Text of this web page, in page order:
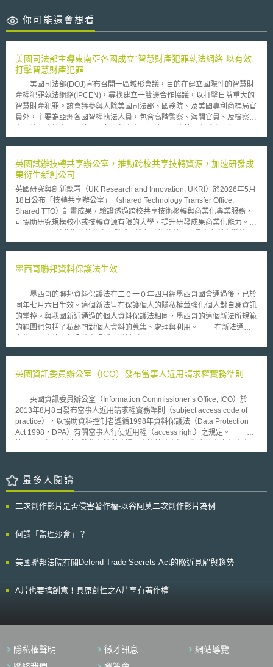
你可能還會想看
美國司法部主導東南亞各國成立“智慧財產犯罪執法網絡”以有效
打擊智慧財產犯罪
美國司法部(DOJ)宣布召開一區域形會議，目的在建立國際性的智慧財
產權犯罪執法網絡(IPCEN)，尋找建立一雙邊合作協議，以打擊日益重大的
智慧財產犯罪。該會議參與人除美國司法部、國務院、及美國專利商標局官
員外，主要為亞洲各國智權執法人員，包含高階警察、海關官員、及檢察
本、寮國、菲律賓、新加坡、南韓、泰國、及越南等十餘國家。 智權
能傳遞有關打擊”智權犯罪及仿冒品”的調查及起訴的成功策略案例；二為加
強各國間溝通管道，以有效協調及處理跨國性的智慧財產侵權起訴案件。
對於在亞洲日益嚴重的?版及商標仿冒犯罪，此次會議中討論如何有效
加強執法力時，各國代表多承認有效的智慧財產權起訴取決於被害人及執法
單位的合作。 各國代表並說明智慧財產犯罪的嚴重性及建立國際性的
智權犯罪執法網絡的重要：「保護美國及世界各國的智慧財產權為各國司法
單位首要的任務之一，而在智權犯罪最嚴重的區域，建立智慧財產犯罪執法
「仿冒品不僅損害世界經濟體系，更嚴重威脅到各國人民的健康及安全，惟
品，?版品及游走各邊境及海關政策漏洞已造成權利人近百億元損失，而
藉由跨國犯罪免責及獲取不當利益」。 美國司法部已派駐一經驗豐富
的聯邦檢察官於美國駐泰國大使館，專責推動此網絡建立的執行，以保護智
慧財產權人之權益。
英國試辦技轉共享辦公室，推動跨校共享技轉資源，加速研發成
果衍生新創公司
英國研究與創新總署（UK Research and Innovation, UKRI）於2026年5月
18日公布「技轉共享辦公室」（shared Technology Transfer Office,
Shared TTO）計畫成果，驗證透過跨校共享技術移轉與商業化專業服務，
可協助研究規模較小或技轉資源有限的大學，提升研發成果商業化能力。
使用智財管理、技術授權、衍生新創設立、法律諮詢、投資媒合及創業培訓
率。 該計畫於2024年11月至2025年4月執行，投入474萬英鎊，支持13項
個月內即促成6家衍生新創公司成立、推動323項商業化機會，並吸引逾850
名學生及研究人員參與培訓，顯示Shared TTO有助加速研發成果商業化。
新創成果涵蓋工程、太空科技、永續時尚等領域，如Blast EcoShield開發防
爆「活體牆」（living walls）技術、Circular Capital運用AI推動循環時尚、
Frontier Space發展太空實驗室（SpaceLab）與太空生物製造平台
Reskinning Reality開發數位服裝技術，以及Voxshell開發自動化3D網格生
效率與衍生新創發展成效，為英國推動區域創新及成果落地的重要政策工
墨西哥聯邦資料保護法生效
墨西哥的聯邦資料保護法在二０一０年四月經墨西哥國會通過後，已於
同年七月六日生效。這個新法旨在保護個人的隱私權並強化個人對自身資訊
的掌控。與我國新近通過的個人資料保護法相同，墨西哥的這個新法所規範
的範圍也包括了私部門對個人資料的蒐集、處理與利用。 在新法通過
Public Information），亦擴張執掌並更名為聯邦公共資料近用及資料保護機
新制下，該機構將在原有負責事務外，另肩負起監督私部門就個人資料保護
集、處理或利用人，也就是所謂的資料控制者（Data Controller）出現可能
違反聯邦資料保護法的狀況，將先由各相關部門的主管機關，例如主管經濟
事務的機關或主管交通事務的機關來介入處理，而非由聯邦公共資料近用及
資料保護機構立刻介入。
英國資訊委員辦公室（ICO）發布當事人近用請求權實務準則
英國資訊委員辦公室（Information Commissioner’s Office, ICO）於
2013年8月8日發布當事人近用請求權實務準則（subject access code of
practice），以協助資料控制者遵循1998年資料保護法（Data Protection
Act 1998，DPA）有關當事人行使近用權（access right）之規定。 根
料，即當事人向資料控制者請求近用其個人資料之權利。當事人近用請求權
制者回應當事人近用請求權的責任，該項權利允許當事人查詢其信用卡紀
錄、健康紀錄等資料，資料控制者一旦收到當事人請求，必需於40天內回
用請求權。內容包括：1.確認當事人提出之請求是否為當事人近用請求權；
需求，立即向請求者提出；4.若需收費，及時向請求者提出；5.確認是否有
認能解釋資訊中的複雜名詞；10.於適當的情形下，永久保存回覆當事人資
人對其資料近用請求之相關事項，同時證明資料控制者係以公開且透明之方
最多人閱讀
二次創作影片是否侵害著作權-以谷阿莫二次創作影片為例
何謂「監理沙盒」？
美國聯邦法院有關Defend Trade Secrets Act的晚近見解與趨勢
A片也要搞創意！具原創性之A片享有著作權
隱私權聲明 徵才訊息
網站導覽